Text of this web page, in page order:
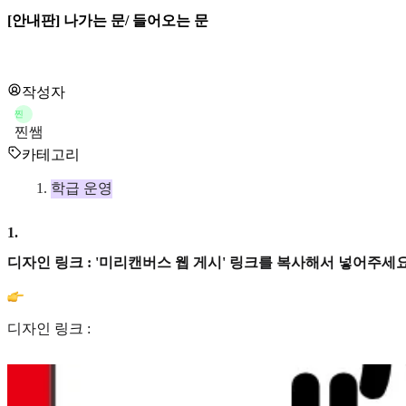
[안내판] 나가는 문/ 들어오는 문
작성자
찐
찐쌤
카테고리
학급 운영
1.
디자인 링크 : '미리캔버스 웹 게시' 링크를 복사해서 넣어주세
디자인 링크 :